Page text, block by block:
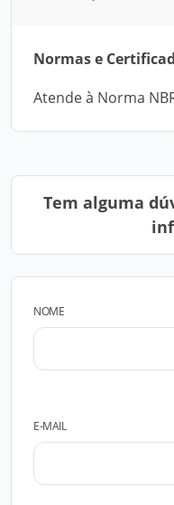
Normas e
Atende à Norma
Tem alguma
NOME
E-MAIL